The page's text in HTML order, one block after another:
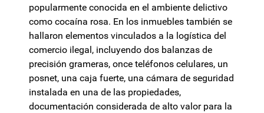
popularmente conocida en el ambiente delictivo
como cocaína rosa. En los inmuebles también se
hallaron elementos vinculados a la logística del
comercio ilegal, incluyendo dos balanzas de
precisión grameras, once teléfonos celulares, un
posnet, una caja fuerte, una cámara de seguridad
instalada en una de las propiedades,
documentación considerada de alto valor para la